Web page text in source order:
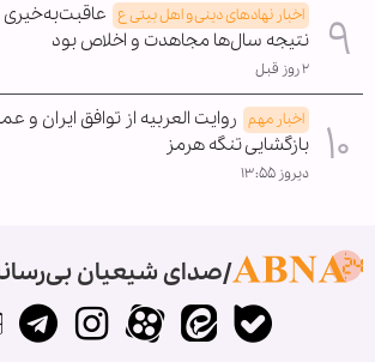
اخبار نهادهای دینی و اهل بیتی ع عاقبت‌به‌خیری
نتیجه سال‌ها مجاهدت و اخلاص بود
۲ روز قبل
اخبار مهم روایت العربیه از توافق ایران و
بازگشایی تنگه هرمز
دیروز ۱۳:۵۵
صدای شیعیان